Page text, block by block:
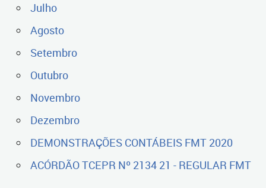
Julho
Agosto
Setembro
Outubro
Novembro
Dezembro
DEMONSTRAÇÕES CONTÁBEIS FMT 2020
ACÓRDÃO TCEPR Nº 2134 21 - REGULAR FMT